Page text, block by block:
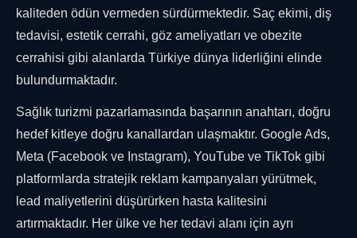
kaliteden ödün vermeden sürdürmektedir. Saç ekimi, diş
tedavisi, estetik cerrahi, göz ameliyatları ve obezite
cerrahisi gibi alanlarda Türkiye dünya liderliğini elinde
bulundurmaktadır.
Sağlık turizmi pazarlamasında başarının anahtarı, doğru
hedef kitleye doğru kanallardan ulaşmaktır. Google Ads,
Meta (Facebook ve Instagram), YouTube ve TikTok gibi
platformlarda stratejik reklam kampanyaları yürütmek,
lead maliyetlerini düşürürken hasta kalitesini
artırmaktadır. Her ülke ve her tedavi alanı için ayrı